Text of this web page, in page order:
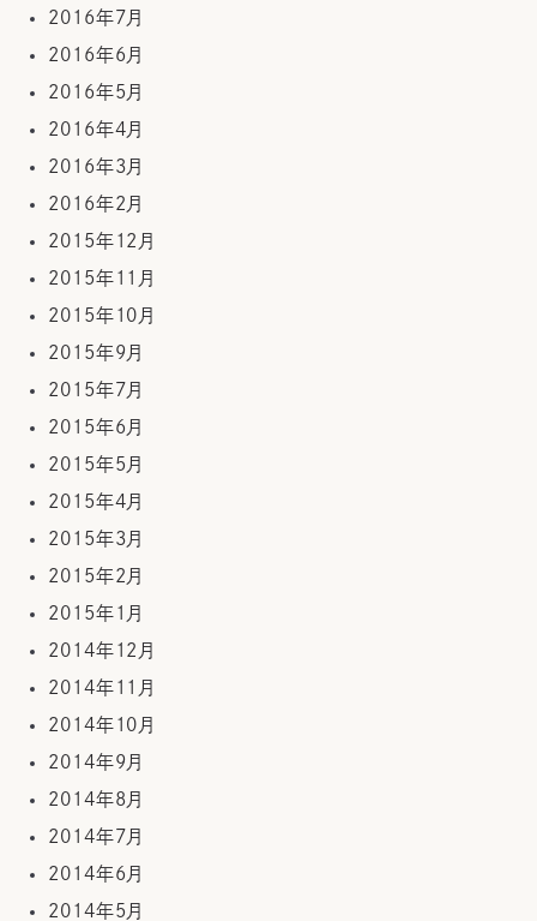
2016年7月
2016年6月
2016年5月
2016年4月
2016年3月
2016年2月
2015年12月
2015年11月
2015年10月
2015年9月
2015年7月
2015年6月
2015年5月
2015年4月
2015年3月
2015年2月
2015年1月
2014年12月
2014年11月
2014年10月
2014年9月
2014年8月
2014年7月
2014年6月
2014年5月